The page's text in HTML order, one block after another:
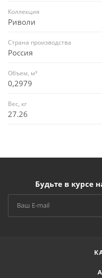
Коллекция
Риволи
Страна производства
Россия
Объем, м³
0,2979
Вес, кг
27.26
Будьте в курсе